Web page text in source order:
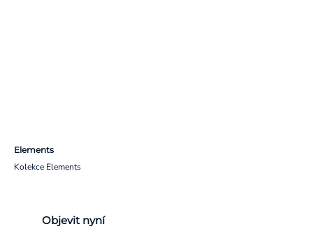
Elements
Kolekce Elements
Objevit nyní